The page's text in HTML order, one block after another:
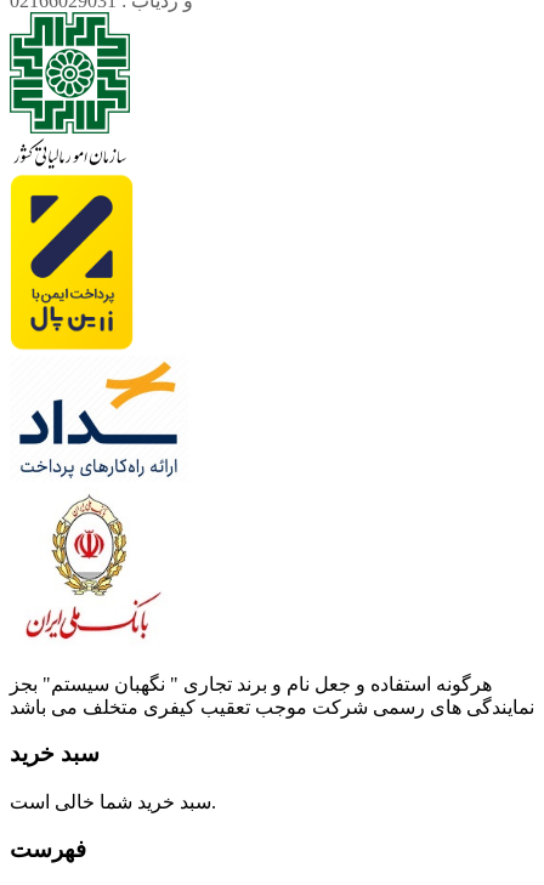
هرگونه استفاده و جعل نام و برند تجاری " نگهبان سیستم" بجز
نمایندگی های رسمی شرکت موجب تعقیب کیفری متخلف می باشد
سبد خرید
سبد خرید شما خالی است.
فهرست